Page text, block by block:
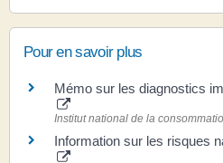
Pour en savoir plus
Mémo sur les diagnostics
Institut national de la
Information sur les risques